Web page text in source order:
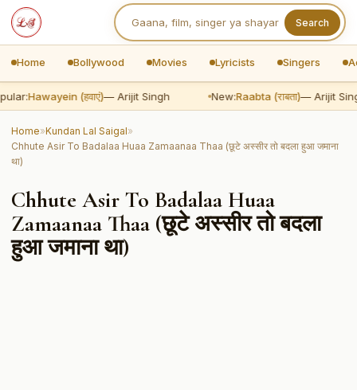
Search
Home Bollywood Movies Lyricists Singers
Hawayein (हवाएं)— Arijit Singh New:Raabta (राबता)— Arijit
Home»Kundan Lal Saigal»
Chhute Asir To Badalaa Huaa Zamaanaa Thaa (छूटे अस्सीर तो बदला हुआ जमाना
था)
Chhute Asir To Badalaa Huaa
Zamaanaa Thaa (छूटे अस्सीर तो बदला
हुआ जमाना था)